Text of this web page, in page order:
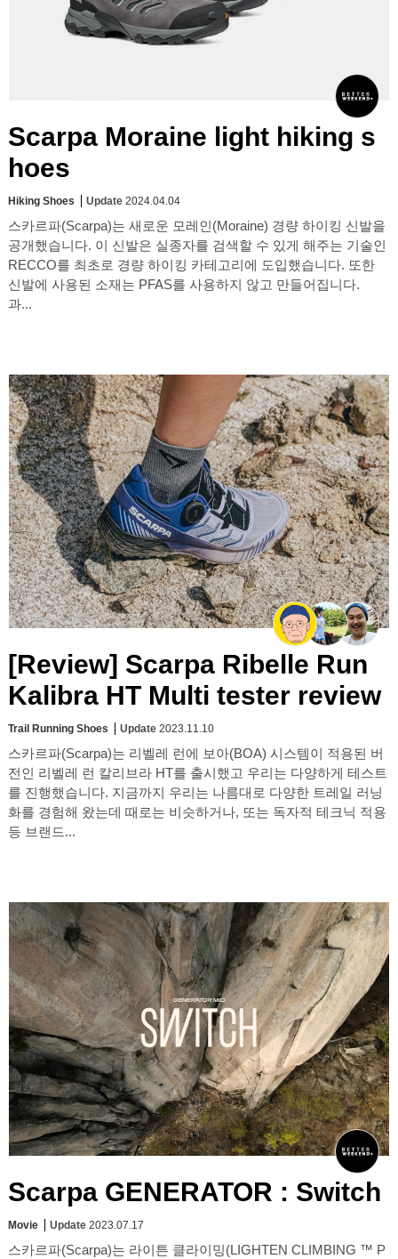
Scarpa Moraine light hiking s
hoes
Hiking Shoes Update 2024.04.04
스카르파(Scarpa)는 새로운 모레인(Moraine) 경량 하이킹 신발을
공개했습니다. 이 신발은 실종자를 검색할 수 있게 해주는 기술인
RECCO를 최초로 경량 하이킹 카테고리에 도입했습니다. 또한
신발에 사용된 소재는 PFAS를 사용하지 않고 만들어집니다.
과...
[Review] Scarpa Ribelle Run
Kalibra HT Multi tester review
Trail Running Shoes Update 2023.11.10
스카르파(Scarpa)는 리벨레 런에 보아(BOA) 시스템이 적용된 버
전인 리벨레 런 칼리브라 HT를 출시했고 우리는 다양하게 테스트
를 진행했습니다. 지금까지 우리는 나름대로 다양한 트레일 러닝
화를 경험해 왔는데 때로는 비슷하거나, 또는 독자적 테크닉 적용
등 브랜드...
Scarpa GENERATOR : Switch
Movie Update 2023.07.17
스카르파(Scarpa)는 라이튼 클라이밍(LIGHTEN CLIMBING ™ P